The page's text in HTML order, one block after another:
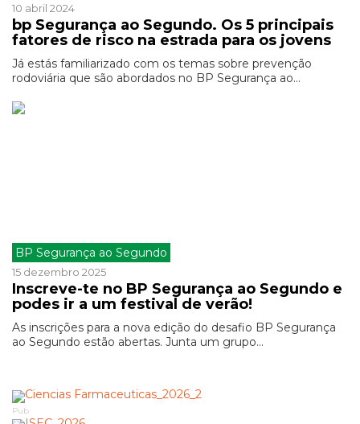
10 abril 2024
bp Segurança ao Segundo. Os 5 principais
fatores de risco na estrada para os jovens
Já estás familiarizado com os temas sobre prevenção
rodoviária que são abordados no BP Segurança ao...
BP Segurança ao Segundo
15 dezembro 2025
Inscreve-te no BP Segurança ao Segundo e
podes ir a um festival de verão!
As inscrições para a nova edição do desafio BP Segurança
ao Segundo estão abertas. Junta um grupo...
Pub